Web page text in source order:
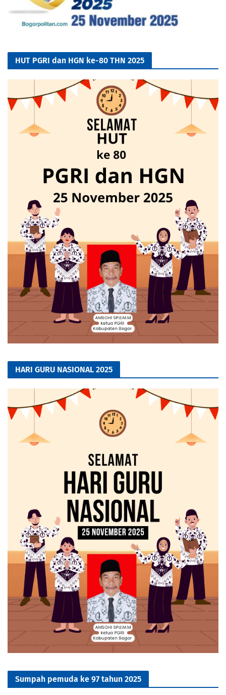
HUT PGRI dan HGN ke-80 THN 2025
HARI GURU NASIONAL 2025
Sumpah pemuda ke 97 tahun 2025